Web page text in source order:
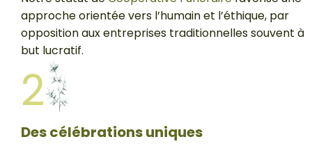
approche orientée vers l’humain et l’éthique, par
opposition aux entreprises traditionnelles souvent à
but lucratif.
2
Des célébrations uniques